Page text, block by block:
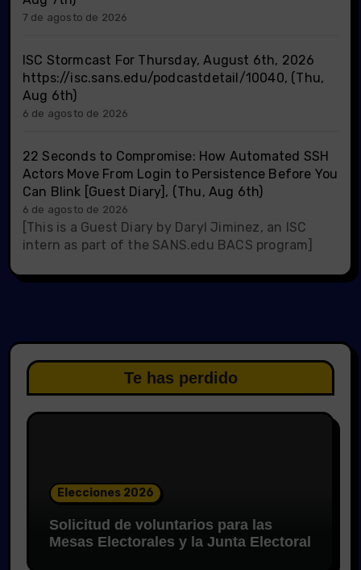
7 de agosto de 2026
ISC Stormcast For Thursday, August 6th, 2026
https://isc.sans.edu/podcastdetail/10040, (Thu,
Aug 6th)
6 de agosto de 2026
22 Seconds to Compromise: How Automated SSH
Actors Move From Login to Persistence Before You
Can Blink [Guest Diary], (Thu, Aug 6th)
6 de agosto de 2026
[This is a Guest Diary by Daryl Jiminez, an ISC
intern as part of the SANS.edu BACS program]
Te has perdido
Elecciones 2026
Solicitud de voluntarios para las
Mesas Electorales y la Junta Electoral